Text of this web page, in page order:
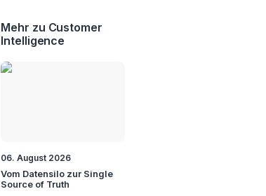
Mehr zu Customer
Intelligence
06. August 2026
Vom Datensilo zur Single
Source of Truth